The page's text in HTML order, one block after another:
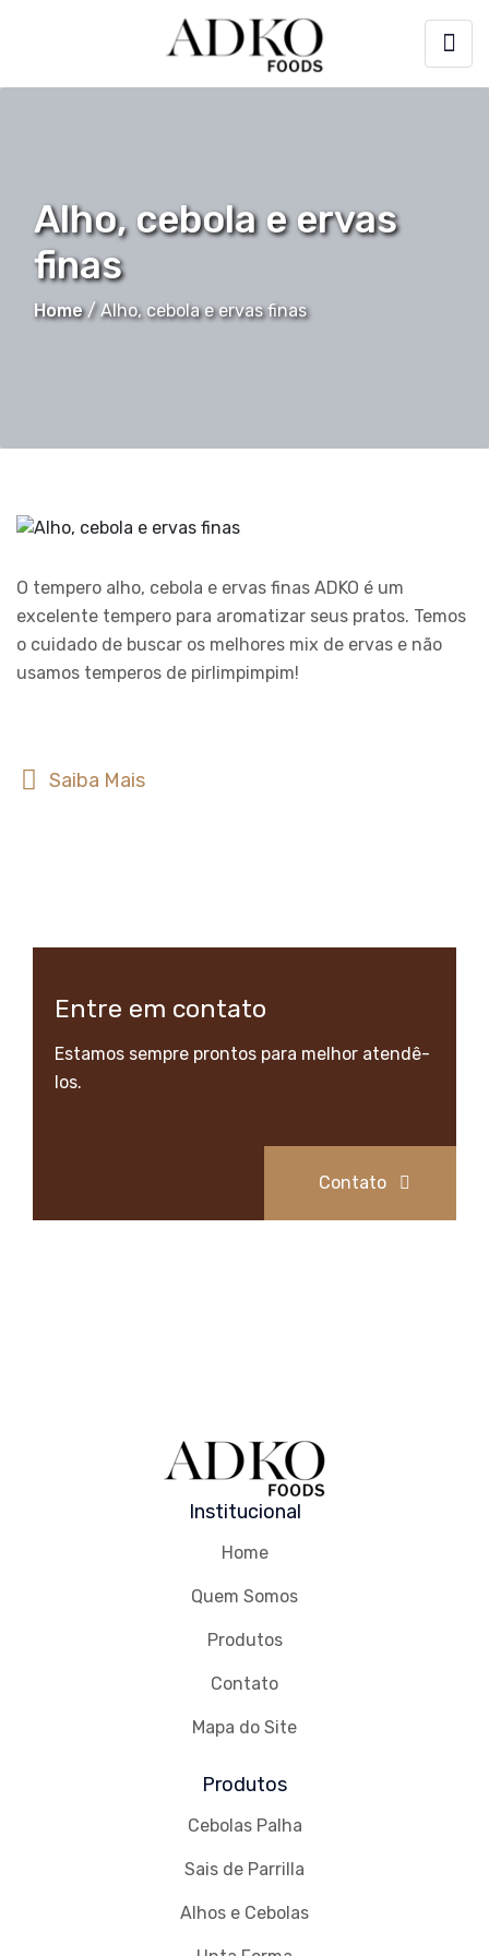
Alho, cebola e ervas
finas
Home /Alho, cebola e ervas finas
O tempero alho, cebola e ervas finas ADKO é um
excelente tempero para aromatizar seus pratos. Temos
o cuidado de buscar os melhores mix de ervas e não
usamos temperos de pirlimpimpim!
Saiba Mais
Entre em contato
Estamos sempre prontos para melhor atendê-
los.
Contato
Institucional
Home
Quem Somos
Produtos
Contato
Mapa do Site
Produtos
Cebolas Palha
Sais de Parrilla
Alhos e Cebolas